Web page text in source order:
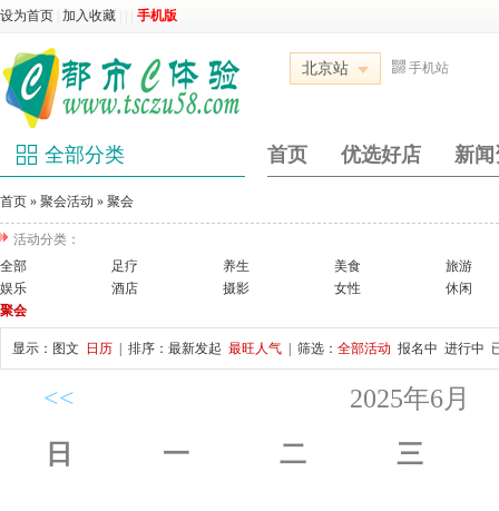
设为首页 加入收藏 手机版
北京站 手机站
全部分类 首页 优选好店 新闻
首页 » 聚会活动 » 聚会
活动分类：
全部
足疗 养生 美食
旅游
娱乐
酒店 摄影 女性
休闲
聚会
显示： 图文 日历 | 排序： 最新发起 最旺人气 | 筛选： 全部活动 报名中 进行中
<<
2025年6月
日
一 二 三